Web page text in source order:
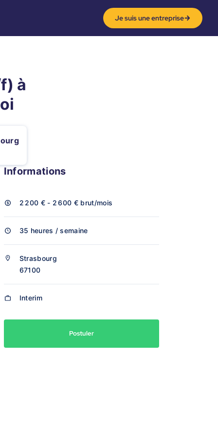
Je suis une entreprise
à
Informations
2 200 € - 2 600 € brut/mois
35 heures / semaine
Strasbourg
67100
Interim
Postuler